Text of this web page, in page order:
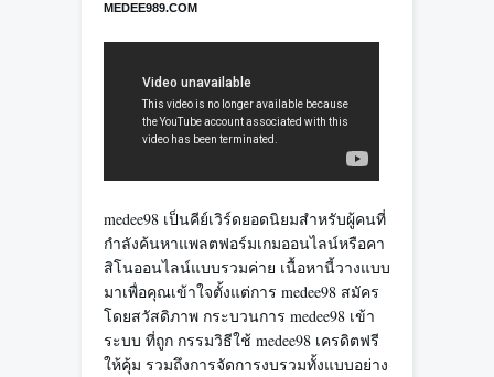
MEDEE989.COM
medee98 เป็นคีย์เวิร์ดยอดนิยมสำหรับผู้คนที่
กำลังค้นหาแพลตฟอร์มเกมออนไลน์หรือคา
สิโนออนไลน์แบบรวมค่าย เนื้อหานี้วางแบบ
มาเพื่อคุณเข้าใจตั้งแต่การ medee98 สมัคร
โดยสวัสดิภาพ กระบวนการ medee98 เข้า
ระบบ ที่ถูก กรรมวิธีใช้ medee98 เครดิตฟรี
ให้คุ้ม รวมถึงการจัดการงบรวมทั้งแบบอย่าง